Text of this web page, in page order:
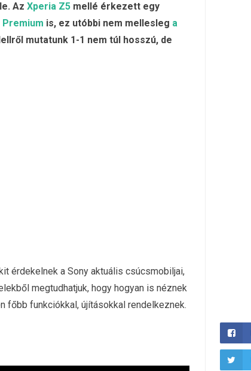
Az Xperia Z5 mellé érkezett egy
Premium is, ez utóbbi nem mellesleg a
mutatunk 1-1 nem túl hosszú, de
érdekelnek a Sony aktuális csúcsmobiljai,
megtudhatjuk, hogy hogyan is néznek
főbb funkciókkal, újításokkal rendelkeznek.